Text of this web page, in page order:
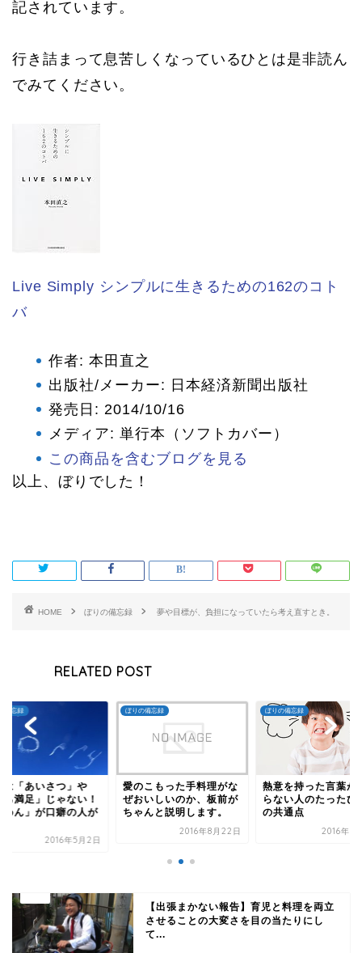
記されています。
行き詰まって息苦しくなっているひとは是非読ん
でみてください。
Live Simply シンプルに生きるための162のコト
バ
作者: 本田直之
出版社/メーカー: 日本経済新聞出版社
発売日: 2014/10/16
メディア: 単行本（ソフトカバー）
この商品を含むブログを見る
以上、ぼりでした！
HOME ぼりの備忘録 夢や目標が、負担になっていたら考え直すとき。
RELATED POST
備忘録
は「あいさつ」や
己満足」じゃない！
めん」が口癖の人が
2016年5月2日
ぼりの備忘録
愛のこもった手料理がな
ぜおいしいのか、板前が
ちゃんと説明します。
2016年8月22日
ぼりの備忘録
熱意を持った言葉が
らない人のたったひ
の共通点
2016年3
【出張まかない報告】育児と料理を両立
させることの大変さを目の当たりにし
て...